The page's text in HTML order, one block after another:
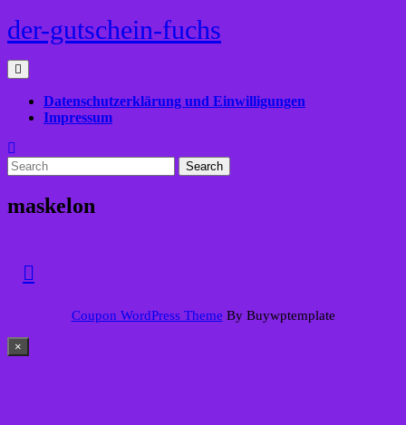
Skip
to
der-gutschein-fuchs
Menu
Datenschutzerklärung und Einwilligungen
Impressum
Menu
Search
for:
maskelon
Top
Coupon WordPress Theme By Buywptemplate
×